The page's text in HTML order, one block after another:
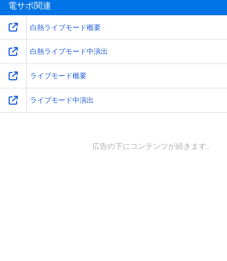
電サポ関連
白熱ライブモード概要
白熱ライブモード中演出
ライブモード概要
ライブモード中演出
広告の下にコンテンツが続きます。